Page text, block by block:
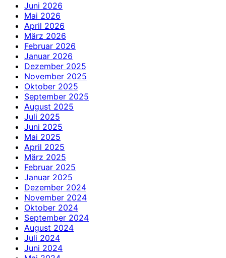
Juni 2026
Mai 2026
April 2026
März 2026
Februar 2026
Januar 2026
Dezember 2025
November 2025
Oktober 2025
September 2025
August 2025
Juli 2025
Juni 2025
Mai 2025
April 2025
März 2025
Februar 2025
Januar 2025
Dezember 2024
November 2024
Oktober 2024
September 2024
August 2024
Juli 2024
Juni 2024